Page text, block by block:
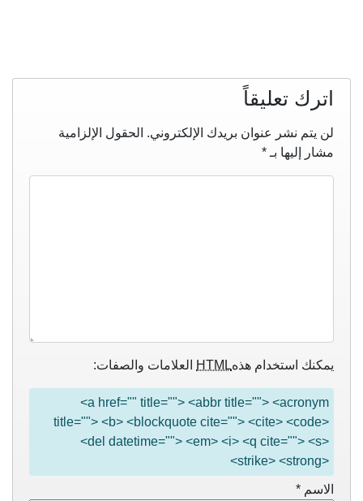
اترك تعليقاً
لن يتم نشر عنوان بريدك الإلكتروني. الحقول الإلزامية
مشار إليها بـ *
يمكنك استخدام هذهHTML العلامات والصفات:
<a href="" title=""> <abbr title=""> <acronym
title=""> <b> <blockquote cite=""> <cite> <code>
<del datetime=""> <em> <i> <q cite=""> <s>
<strike> <strong>
الاسم *